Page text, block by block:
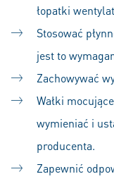
łopatki
Stosować
jest to
Zachowywać
Wałki
wymieniać i
producenta.
Zapewnić